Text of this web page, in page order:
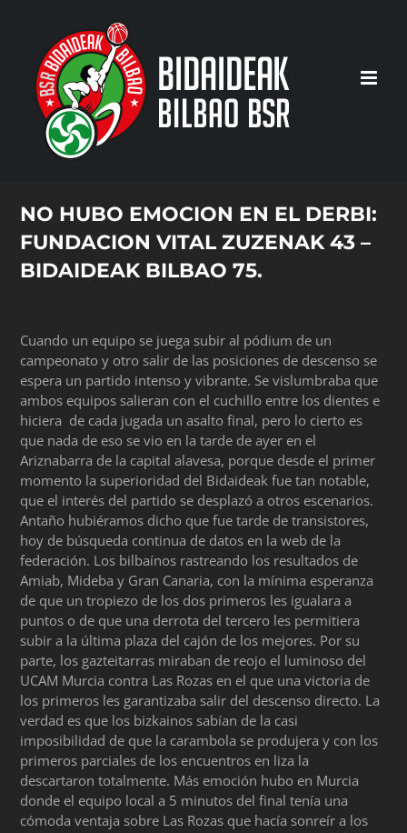
contenido
NO HUBO EMOCION EN EL DERBI:
FUNDACION VITAL ZUZENAK 43 –
BIDAIDEAK BILBAO 75.
Cuando un equipo se juega subir al pódium de un
campeonato y otro salir de las posiciones de descenso se
espera un partido intenso y vibrante. Se vislumbraba que
ambos equipos salieran con el cuchillo entre los dientes e
hiciera de cada jugada un asalto final, pero lo cierto es
que nada de eso se vio en la tarde de ayer en el
Ariznabarra de la capital alavesa, porque desde el primer
momento la superioridad del Bidaideak fue tan notable,
que el interés del partido se desplazó a otros escenarios.
Antaño hubiéramos dicho que fue tarde de transistores,
hoy de búsqueda continua de datos en la web de la
federación. Los bilbaínos rastreando los resultados de
Amiab, Mideba y Gran Canaria, con la mínima esperanza
de que un tropiezo de los dos primeros les igualara a
puntos o de que una derrota del tercero les permitiera
subir a la última plaza del cajón de los mejores. Por su
parte, los gazteitarras miraban de reojo el luminoso del
UCAM Murcia contra Las Rozas en el que una victoria de
los primeros les garantizaba salir del descenso directo. La
verdad es que los bizkainos sabían de la casi
imposibilidad de que la carambola se produjera y con los
primeros parciales de los encuentros en liza la
descartaron totalmente. Más emoción hubo en Murcia
donde el equipo local a 5 minutos del final tenía una
cómoda ventaja sobre Las Rozas que hacía sonreír a los